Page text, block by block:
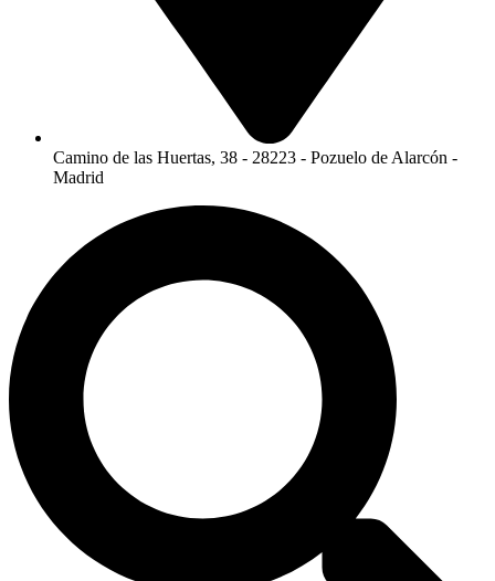
Camino de las Huertas, 38 - 28223 - Pozuelo de Alarcón -
Madrid